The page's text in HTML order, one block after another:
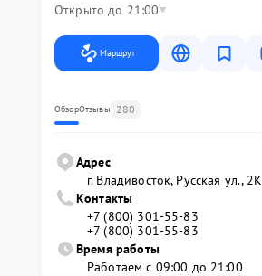
Открыто до 21:00
Маршрут
ОбзорОтзывы 280
Адрес
г. Владивосток, Русская ул., 2К
Контакты
+7 (800) 301-55-83
+7 (800) 301-55-83
Время работы
Работаем с 09:00 до 21:00